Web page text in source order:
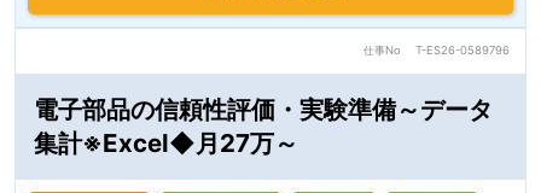
仕事No T-ES26-0589796
電子部品の信頼性評価・実験準備～データ
集計※Excel◆月27万～